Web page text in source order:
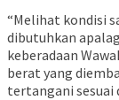
“Melihat kondisi
dibutuhkan
keberadaan
berat yang
tertangani sesuai